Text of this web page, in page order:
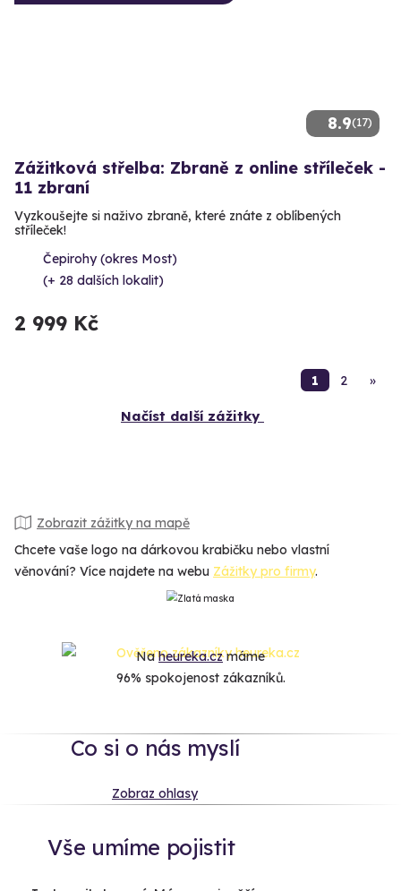
8.9(17)
Zážitková střelba: Zbraně z online stříleček -
11 zbraní
Vyzkoušejte si naživo zbraně, které znáte z oblíbených
stříleček!
Čepirohy (okres Most)
(+ 28 dalších lokalit)
2 999 Kč
1 2 »
Načíst další zážitky
Zobrazit zážitky na mapě
Chcete vaše logo na dárkovou krabičku nebo vlastní
věnování? Více najdete na webu Zážitky pro firmy.
Naheureka.czmáme
96% spokojenost zákazníků.
Co si o nás myslí
Zobraz ohlasy
Vše umíme pojistit